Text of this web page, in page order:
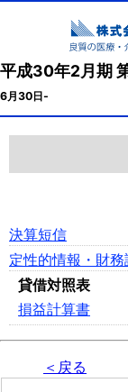
平成30年2月期
6月30日-
決算短信
定性的情報・財
貸借対照表
損益計算書
＜戻る